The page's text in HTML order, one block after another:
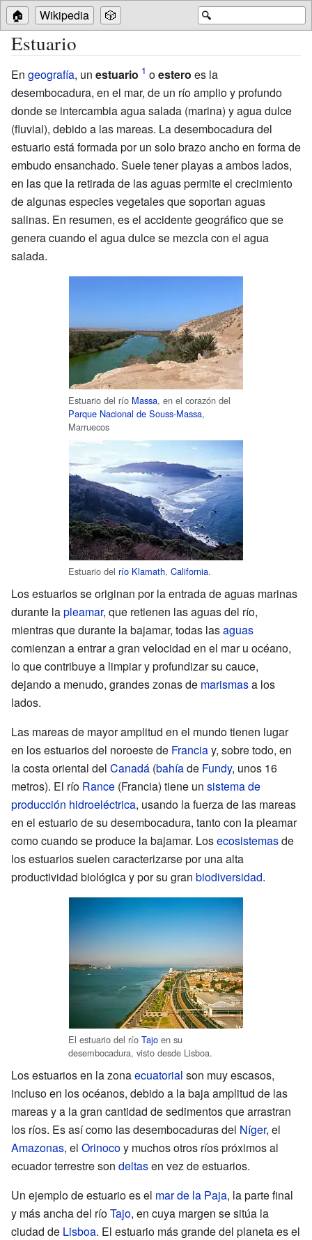
🔍
🏠 Wikipedia 🎲
Estuario
En geografía, un estuario oestero es la
desembocadura, en el mar, de un río amplio y profundo
donde se intercambia agua salada (marina) y agua dulce
(fluvial), debido a las mareas. La desembocadura del
estuario está formada por un solo brazo ancho en forma de
embudo ensanchado. Suele tener playas a ambos lados,
en las que la retirada de las aguas permite el crecimiento
de algunas especies vegetales que soportan aguas
salinas. En resumen, es el accidente geográfico que se
genera cuando el agua dulce se mezcla con el agua
salada.
Estuario del río Massa, en el corazón del
Parque Nacional de Souss-Massa,
Marruecos
Estuario del río Klamath, California.
Los estuarios se originan por la entrada de aguas marinas
durante lapleamar, que retienen las aguas del río,
mientras que durante la bajamar, todas lasaguas
comienzan a entrar a gran velocidad en el mar u océano,
lo que contribuye a limpiar y profundizar su cauce,
dejando a menudo, grandes zonas de marismasa los
lados.
Las mareas de mayor amplitud en el mundo tienen lugar
en los estuarios del noroeste de Franciay, sobre todo, en
la costa oriental del Canadá (bahíade Fundy, unos 16
metros). El río Rance (Francia) tiene un sistema de
producción hidroeléctrica, usando la fuerza de las mareas
en el estuario de su desembocadura, tanto con la pleamar
como cuando se produce la bajamar. Losecosistemasde
los estuarios suelen caracterizarse por una alta
productividad biológica y por su gran biodiversidad.
El estuario del río Tajo en su
desembocadura, visto desde Lisboa.
Los estuarios en la zonaecuatorial son muy escasos,
incluso en los océanos, debido a la baja amplitud de las
mareas y a la gran cantidad de sedimentos que arrastran
los ríos. Es así como las desembocaduras del Níger, el
Amazonas, el Orinocoy muchos otros ríos próximos al
ecuador terrestre son deltasen vez de estuarios.
Un ejemplo de estuario es el mar de la Paja, la parte final
y más ancha del ríoTajo, en cuya margen se sitúa la
ciudad de Lisboa. El estuario más grande del planeta es el